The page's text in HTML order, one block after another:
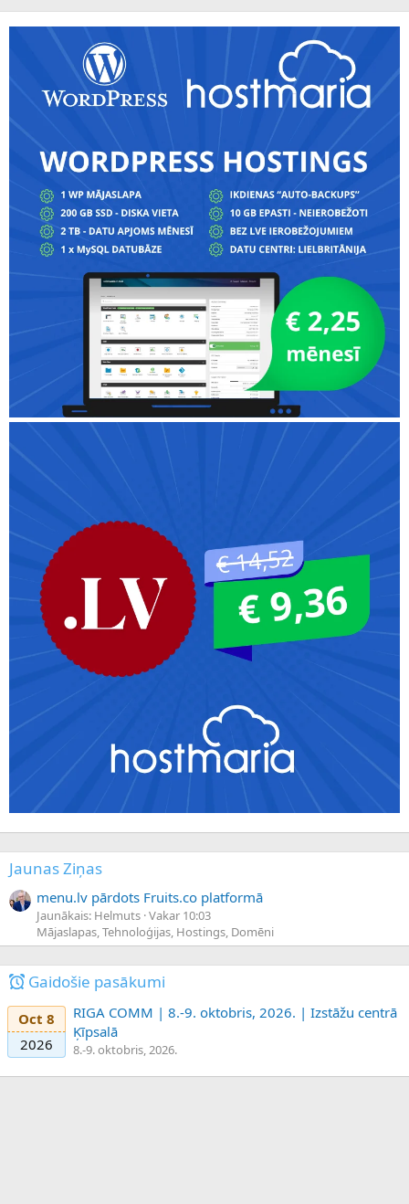
Jaunas Ziņas
menu.lv pārdots Fruits.co platformā
Jaunākais: Helmuts Vakar 10:03
Mājaslapas, Tehnoloģijas, Hostings, Domēni
Gaidošie pasākumi
Oct 8
2026
RIGA COMM | 8.-9. oktobris, 2026. | Izstāžu centrā
Ķīpsalā
8.-9. oktobris, 2026.